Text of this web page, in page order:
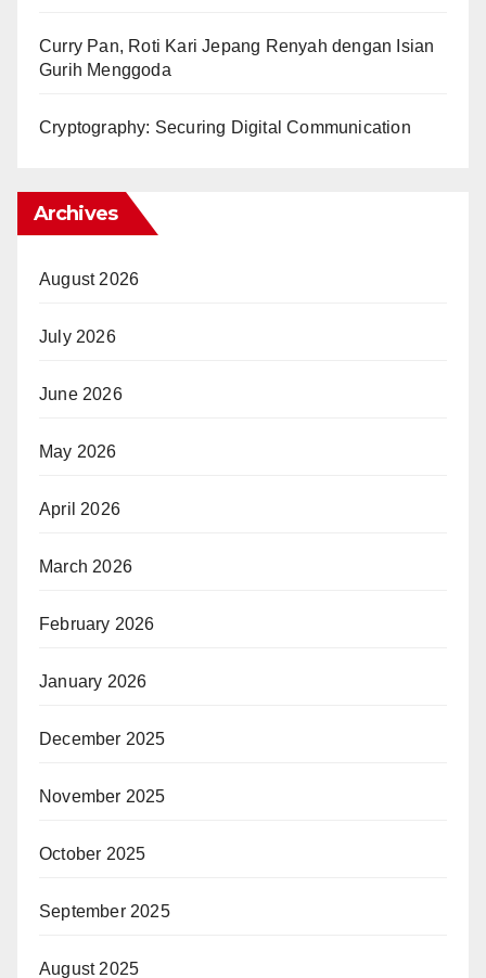
Curry Pan, Roti Kari Jepang Renyah dengan Isian
Gurih Menggoda
Cryptography: Securing Digital Communication
Archives
August 2026
July 2026
June 2026
May 2026
April 2026
March 2026
February 2026
January 2026
December 2025
November 2025
October 2025
September 2025
August 2025